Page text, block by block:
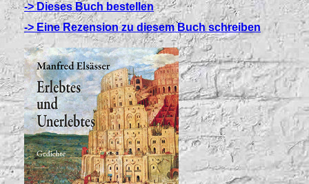
-> Dieses Buch bestellen
-> Eine Rezension zu diesem Buch schreiben